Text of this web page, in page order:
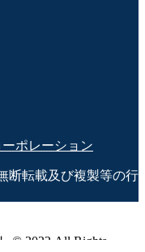
ポレーション
断転載及び複製等の行
© 2022.All Rights